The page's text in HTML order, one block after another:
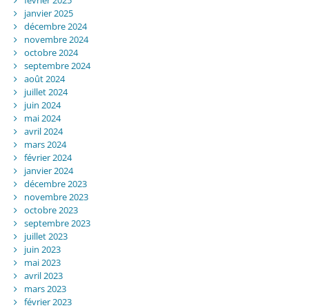
janvier 2025
décembre 2024
novembre 2024
octobre 2024
septembre 2024
août 2024
juillet 2024
juin 2024
mai 2024
avril 2024
mars 2024
février 2024
janvier 2024
décembre 2023
novembre 2023
octobre 2023
septembre 2023
juillet 2023
juin 2023
mai 2023
avril 2023
mars 2023
février 2023